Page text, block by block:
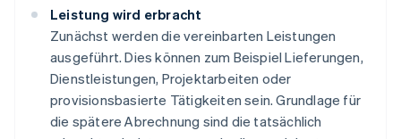
Leistung wird erbracht
Zunächst werden die vereinbarten Leistungen
ausgeführt. Dies können zum Beispiel Lieferungen,
Dienstleistungen, Projektarbeiten oder
provisionsbasierte Tätigkeiten sein. Grundlage für
die spätere Abrechnung sind die tatsächlich